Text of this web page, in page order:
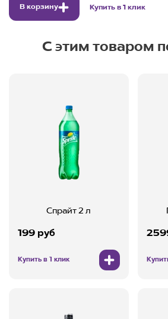
В корзину Купить в 1 клик
С этим товаром
Спрайт 2 л
199 руб
Купить в 1 клик